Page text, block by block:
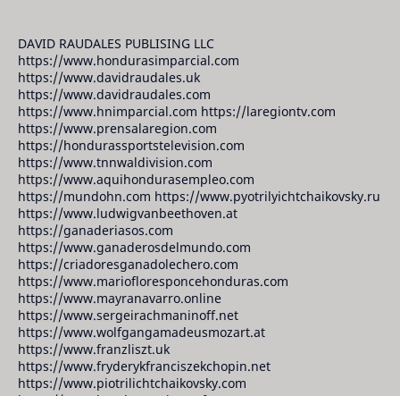
DAVID RAUDALES PUBLISING LLC
https://www.hondurasimparcial.com
https://www.davidraudales.uk
https://www.davidraudales.com
https://www.hnimparcial.com https://laregiontv.com
https://www.prensalaregion.com
https://hondurassportstelevision.com
https://www.tnnwaldivision.com
https://www.aquihondurasempleo.com
https://mundohn.com https://www.pyotrilyichtchaikovsky.ru
https://www.ludwigvanbeethoven.at
https://ganaderiasos.com
https://www.ganaderosdelmundo.com
https://criadoresganadolechero.com
https://www.mariofloresponcehonduras.com
https://www.mayranavarro.online
https://www.sergeirachmaninoff.net
https://www.wolfgangamadeusmozart.at
https://www.franzliszt.uk
https://www.fryderykfranciszekchopin.net
https://www.piotrilichtchaikovsky.com